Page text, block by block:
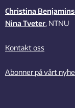
Christina
Nina Tveter, NTNU
Kontakt oss
Abonner på vårt